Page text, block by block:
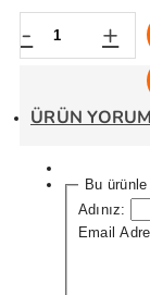
- +
ÜRÜN
Bu
Adınız:
Email